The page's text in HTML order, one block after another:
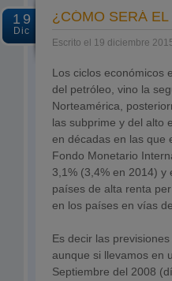
19
Dic
¿CÓMO SERÁ EL
Escrito el 19 diciembre
Los ciclos económicos
del petróleo, vino la
Norteamérica,
las subprime y del alto
en décadas en las que
Fondo Monetario
3,1% (3,4% en 2014)
países de alta renta
en los países en vías
Es decir las
aunque si llevamos en
Septiembre del 2008